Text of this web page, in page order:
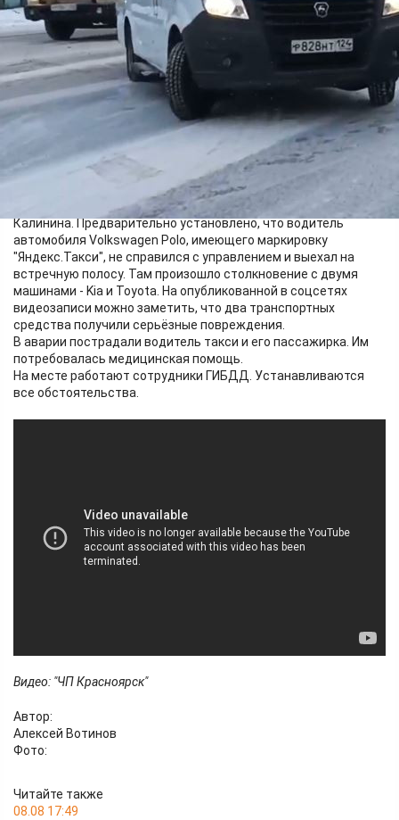
1
Сегодня утром в Красноярске на улице Калинина таксист
стал виновником аварии с участием 3 машин. В результате
ДТП пострадали 2 человека.
Всё произошло около 8:00 возле дома №54 на улице
Калинина. Предварительно установлено, что водитель
автомобиля Volkswagen Polo, имеющего маркировку
"Яндекс.Такси", не справился с управлением и выехал на
встречную полосу. Там произошло столкновение с двумя
машинами - Kia и Toyota. На опубликованной в соцсетях
видеозаписи можно заметить, что два транспортных
средства получили серьёзные повреждения.
В аварии пострадали водитель такси и его пассажирка. Им
потребовалась медицинская помощь.
На месте работают сотрудники ГИБДД. Устанавливаются
все обстоятельства.
Видео: "ЧП Красноярск"
Автор:
Алексей Вотинов
Фото:
Читайте также
08.08 17:49